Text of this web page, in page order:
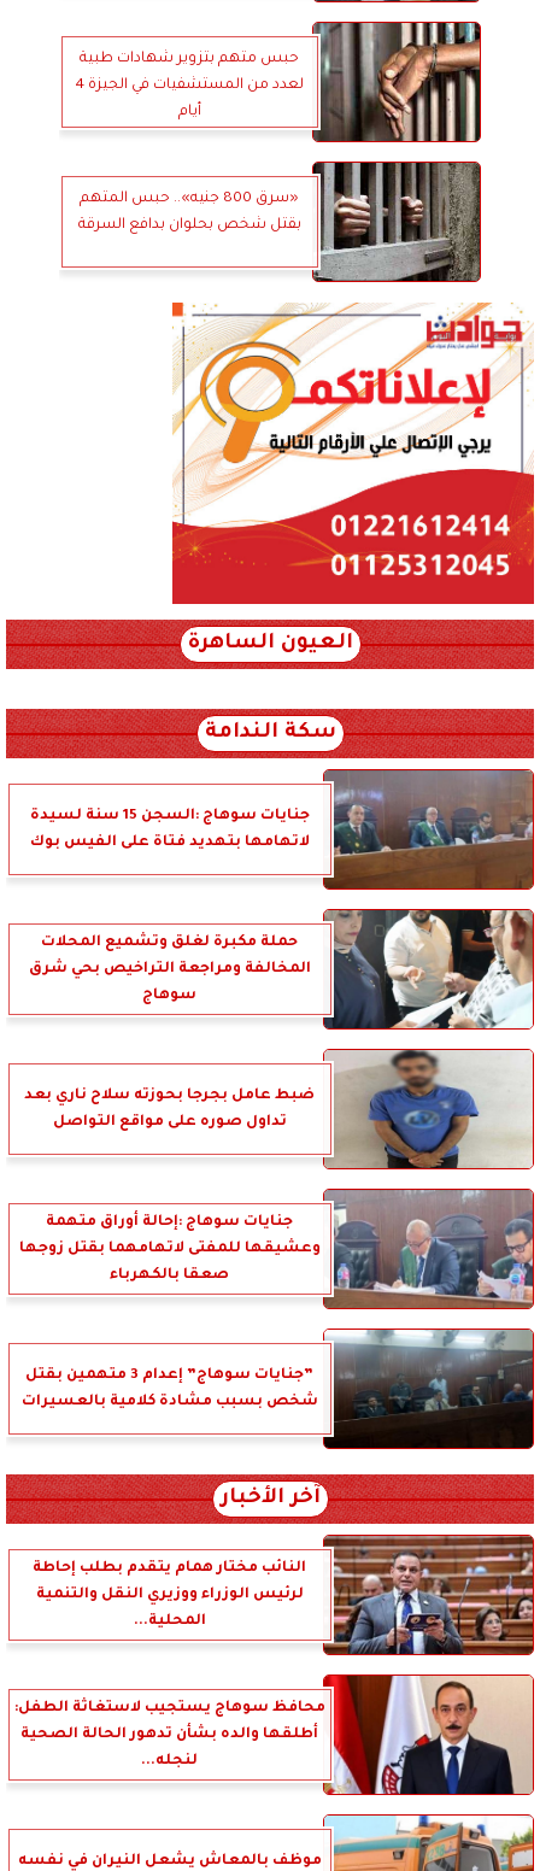
حبس متهم بتزوير شهادات طبية
لعدد من المستشفيات في الجيزة 4
أيام
«سرق 800 جنيه».. حبس المتهم
بقتل شخص بحلوان بدافع السرقة
العيون الساهرة
سكة الندامة
جنايات سوهاج :السجن 15 سنة لسيدة
لاتهامها بتهديد فتاة على الفيس بوك
حملة مكبرة لغلق وتشميع المحلات
المخالفة ومراجعة التراخيص بحي شرق
سوهاج
ضبط عامل بجرجا بحوزته سلاح ناري بعد
تداول صوره على مواقع التواصل
جنايات سوهاج :إحالة أوراق متهمة
وعشيقها للمفتى لاتهامهما بقتل زوجها
صعقا بالكهرباء
”جنايات سوهاج” إعدام 3 متهمين بقتل
شخص بسبب مشادة كلامية بالعسيرات
آخر الأخبار
النائب مختار همام يتقدم بطلب إحاطة
لرئيس الوزراء ووزيري النقل والتنمية
المحلية...
محافظ سوهاج يستجيب لاستغاثة الطفل:
أطلقها والده بشأن تدهور الحالة الصحية
لنجله...
موظف بالمعاش يشعل النيران في نفسه